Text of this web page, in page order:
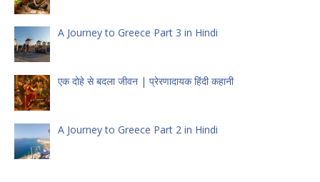
A Journey to Greece Part 3 in Hindi
एक दोहे से बदला जीवन | प्रेरणादायक हिंदी कहानी
A Journey to Greece Part 2 in Hindi